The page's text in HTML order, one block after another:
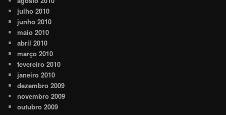
julho 2010
junho 2010
maio 2010
abril 2010
março 2010
fevereiro 2010
janeiro 2010
dezembro 2009
novembro 2009
outubro 2009